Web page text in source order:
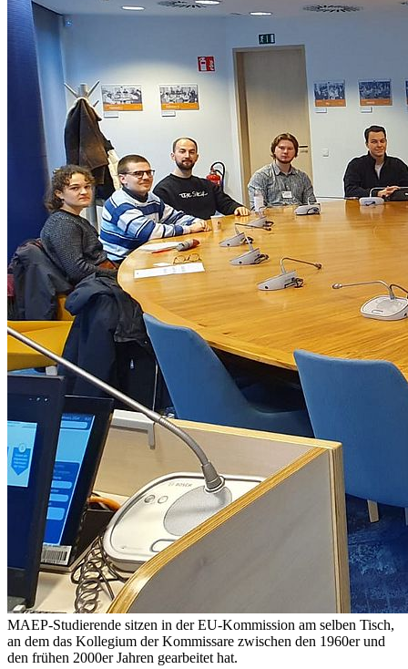
MAEP-Studierende sitzen in der EU-Kommission am selben Tisch,
an dem das Kollegium der Kommissare zwischen den 1960er und
den frühen 2000er Jahren gearbeitet hat.